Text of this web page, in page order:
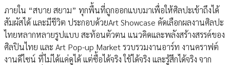
ภายใน “สบาย สยาม” ทุกพื้นที่ถูกออกแบบมาเพื่อให้ศิลปะเข้าถึงได้
สัมผัสได้ และมีชีวิต ประกอบด้วยArt Showcase คัดเลือกผลงานศิลปะ
ไทยหลากหลายรูปแบบ สะท้อนตัวตน แนวคิดและพลังสร้างสรรค์ของ
ศิลปินไทย และ Art Pop-up Market รวบรวมงานอาร์ท งานคราฟต์
งานดีไซน์ ที่ไม่ได้แค่ดูได้ แต่ซื้อได้จริง ใช้ได้จริง และรู้สึกได้จริง จาก